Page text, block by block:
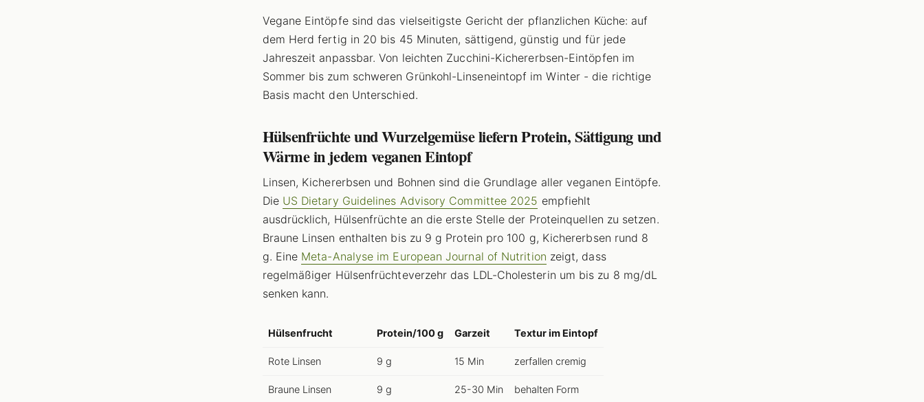
Vegane Eintöpfe sind das vielseitigste Gericht der pflanzlichen Küche: auf
dem Herd fertig in 20 bis 45 Minuten, sättigend, günstig und für jede
Jahreszeit anpassbar. Von leichten Zucchini-Kichererbsen-Eintöpfen im
Sommer bis zum schweren Grünkohl-Linseneintopf im Winter - die richtige
Basis macht den Unterschied.
Hülsenfrüchte und Wurzelgemüse liefern Protein, Sättigung und
Wärme in jedem veganen Eintopf
Linsen, Kichererbsen und Bohnen sind die Grundlage aller veganen Eintöpfe.
Die US Dietary Guidelines Advisory Committee 2025 empfiehlt
ausdrücklich, Hülsenfrüchte an die erste Stelle der Proteinquellen zu setzen.
Braune Linsen enthalten bis zu 9 g Protein pro 100 g, Kichererbsen rund 8
g. Eine Meta-Analyse im European Journal of Nutrition zeigt, dass
regelmäßiger Hülsenfrüchteverzehr das LDL-Cholesterin um bis zu 8 mg/dL
senken kann.
Hülsenfrucht Protein/100 g Garzeit Textur im Eintopf
Rote Linsen 9 g 15 Min zerfallen cremig
Braune Linsen 9 g 25-30 Min behalten Form